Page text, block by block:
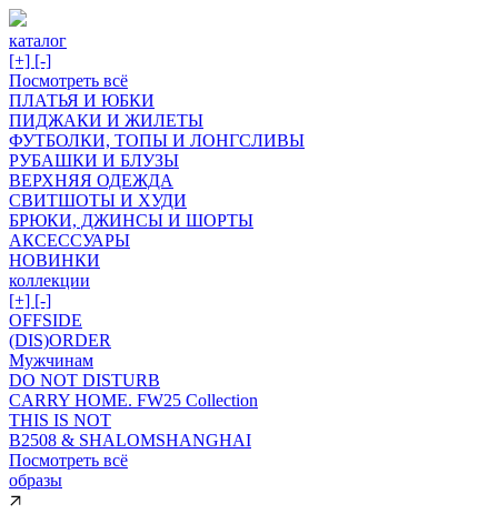
каталог
[+] [-]
Посмотреть всё
ПЛАТЬЯ И ЮБКИ
ПИДЖАКИ И ЖИЛЕТЫ
ФУТБОЛКИ, ТОПЫ И ЛОНГСЛИВЫ
РУБАШКИ И БЛУЗЫ
ВЕРХНЯЯ ОДЕЖДА
СВИТШОТЫ И ХУДИ
БРЮКИ, ДЖИНСЫ И ШОРТЫ
АКСЕССУАРЫ
НОВИНКИ
коллекции
[+] [-]
OFFSIDE
(DIS)ORDER
Мужчинам
DO NOT DISTURB
CARRY HOME. FW25 Collection
THIS IS NOT
B2508 & SHALOMSHANGHAI
Посмотреть всё
образы